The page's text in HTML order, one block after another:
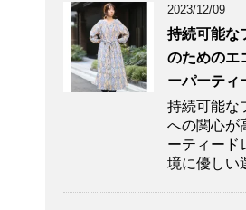
2023/12/09
持続可能な
のためのエ
ーパーティ
持続可能な
への関心が
ーティード
境に優しい